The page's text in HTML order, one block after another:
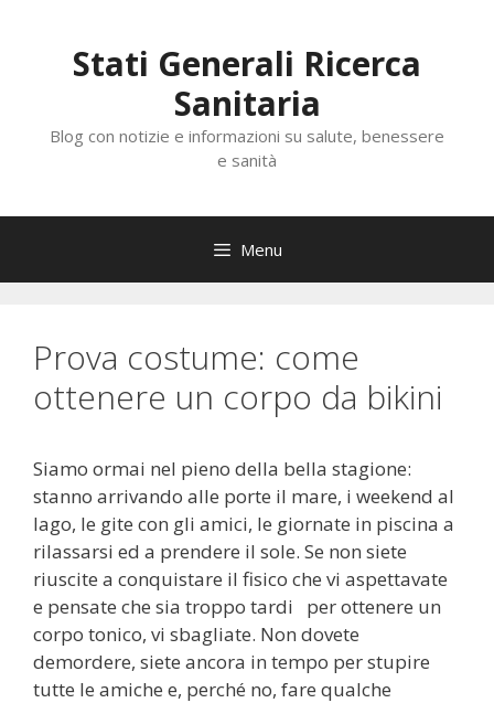
contenutoStati Generali Ricerca
Sanitaria
Blog con notizie e informazioni su salute, benessere
e sanità
Menu
Prova costume: come
ottenere un corpo da bikini
Siamo ormai nel pieno della bella stagione:
stanno arrivando alle porte il mare, i weekend al
lago, le gite con gli amici, le giornate in piscina a
rilassarsi ed a prendere il sole. Se non siete
riuscite a conquistare il fisico che vi aspettavate
e pensate che sia troppo tardi per ottenere un
corpo tonico, vi sbagliate. Non dovete
demordere, siete ancora in tempo per stupire
tutte le amiche e, perché no, fare qualche